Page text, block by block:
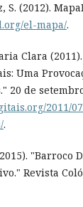
S. (2012).
el-mapa/.
Clara
Uma
20 de
2011/
.
"Barroco
Revista